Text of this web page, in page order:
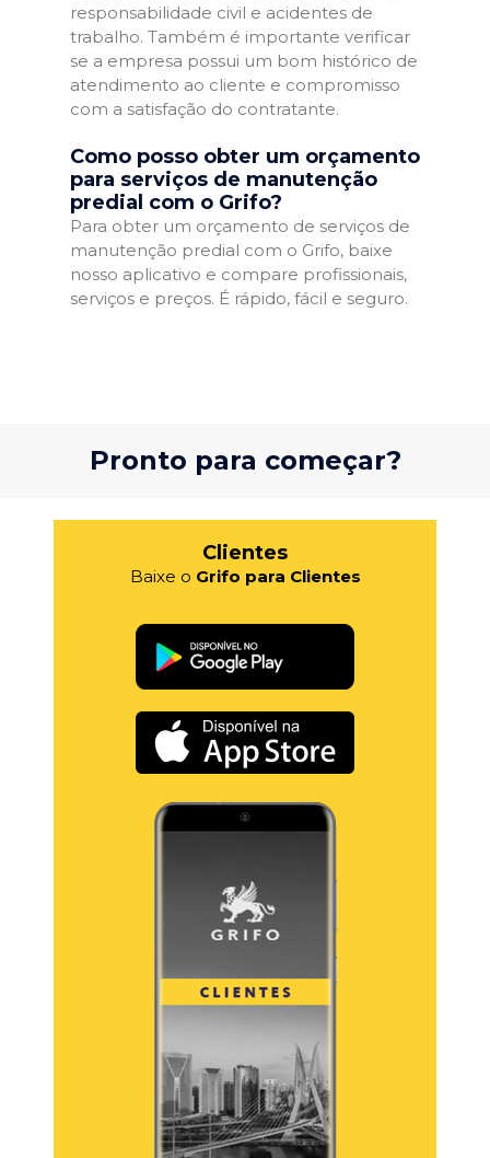
responsabilidade civil e acidentes de
trabalho. Também é importante verificar
se a empresa possui um bom histórico de
atendimento ao cliente e compromisso
com a satisfação do contratante.
Como posso obter um orçamento
para serviços de manutenção
predial com o Grifo?
Para obter um orçamento de serviços de
manutenção predial com o Grifo, baixe
nosso aplicativo e compare profissionais,
serviços e preços. É rápido, fácil e seguro.
Pronto para começar?
Clientes
Baixe o Grifo para Clientes